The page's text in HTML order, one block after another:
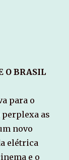
O BRASIL
para o
perplexa as
novo
elétrica
e o